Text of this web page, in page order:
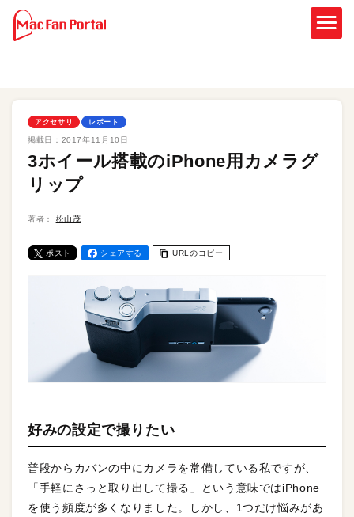
アクセサリ レポート
掲載日： 2017年11月10日
3ホイール搭載のiPhone用カメラグ
リップ
著者： 松山茂
ポスト シェアする URLのコピー
好みの設定で撮りたい
普段からカバンの中にカメラを常備している私ですが、
「手軽にさっと取り出して撮る」という意味ではiPhone
を使う頻度が多くなりました。しかし、1つだけ悩みがあ